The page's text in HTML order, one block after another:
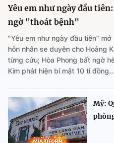
Yêu em như ngày đầu
ngờ "thoát bệnh"
"Yêu em như ngày đầu tiên"
hôn nhân se duyên cho Hoàng
từng cứu; Hòa Phong bất ngờ
Kim phát hiện bí mật 10 tỉ đồng...
Mỹ: